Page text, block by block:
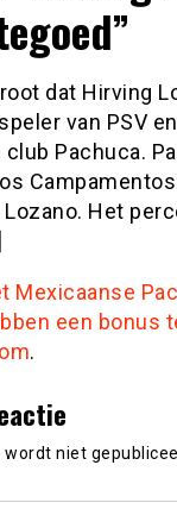
dat Hirving
van PSV
Pachuca.
Het
Mexicaanse
een bonus
.
niet